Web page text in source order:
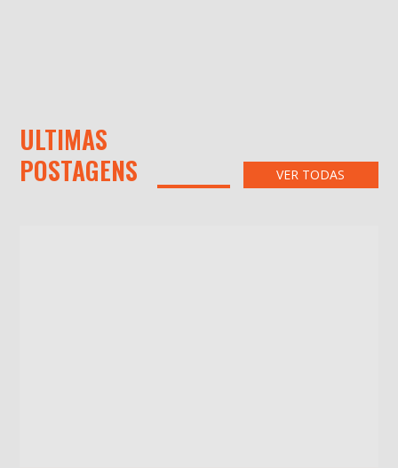
ULTIMAS
POSTAGENS
VER TODAS